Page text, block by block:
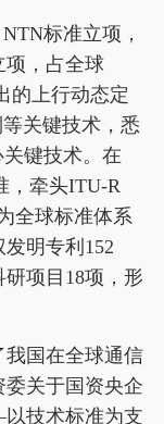
标准立项，
项，占全球
的上行动态定
关键技术，悉
关键技术。在
，牵头ITU-R
全球标准体系
明专利152
项目18项，形
国在全球通信
关于国资央企
技术标准为支